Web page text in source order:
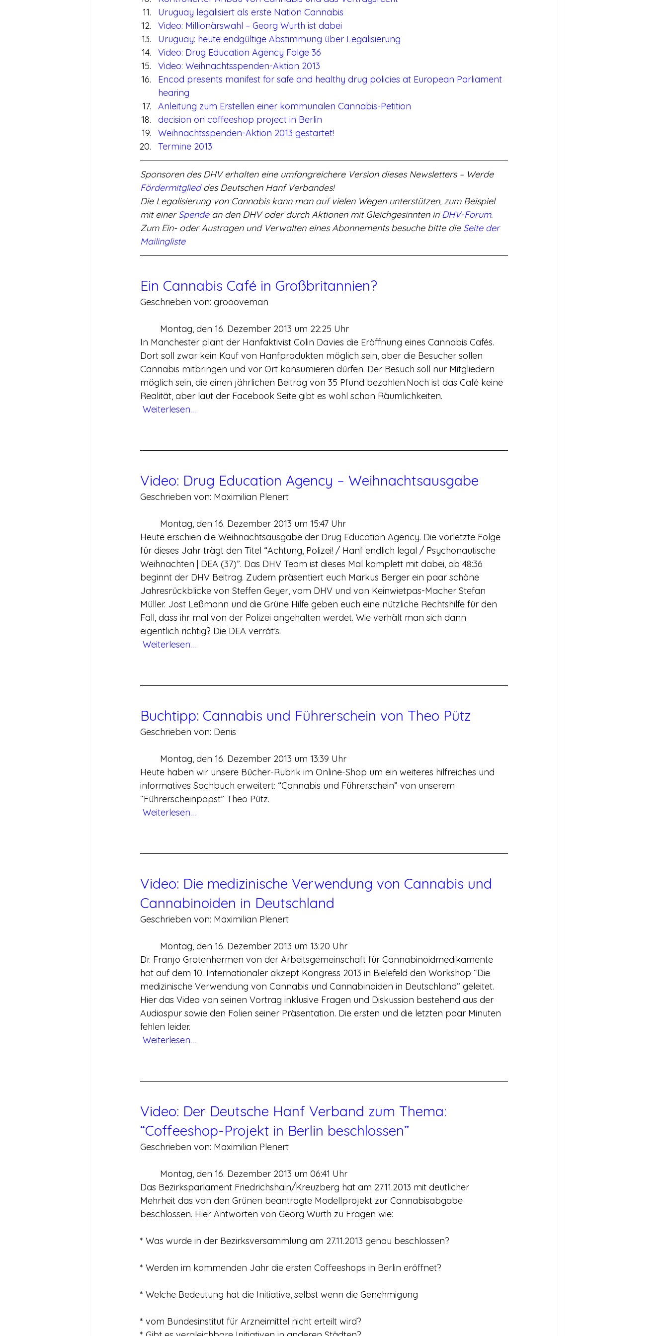
Uruguay legalisiert als erste Nation Cannabis
Video: Millionärswahl – Georg Wurth ist dabei
Uruguay: heute endgültige Abstimmung über Legalisierung
Video: Drug Education Agency Folge 36
Video: Weihnachtsspenden-Aktion 2013
Encod presents manifest for safe and healthy drug policies at European Parliament
hearing
Anleitung zum Erstellen einer kommunalen Cannabis-Petition
decision on coffeeshop project in Berlin
Weihnachtsspenden-Aktion 2013 gestartet!
Termine 2013
Sponsoren des DHV erhalten eine umfangreichere Version dieses Newsletters – Werde
Fördermitglied des Deutschen Hanf Verbandes!
Die Legalisierung von Cannabis kann man auf vielen Wegen unterstützen, zum Beispiel
mit einer Spende an den DHV oder durch Aktionen mit Gleichgesinnten in DHV-Forum.
Zum Ein- oder Austragen und Verwalten eines Abonnements besuche bitte die Seite der
Mailingliste
Ein Cannabis Café in Großbritannien?
Geschrieben von: groooveman
	Montag, den 16. Dezember 2013 um 22:25 Uhr
In Manchester plant der Hanfaktivist Colin Davies die Eröffnung eines Cannabis Cafés.
Dort soll zwar kein Kauf von Hanfprodukten möglich sein, aber die Besucher sollen
Cannabis mitbringen und vor Ort konsumieren dürfen. Der Besuch soll nur Mitgliedern
möglich sein, die einen jährlichen Beitrag von 35 Pfund bezahlen.Noch ist das Café keine
Realität, aber laut der Facebook Seite gibt es wohl schon Räumlichkeiten.
Weiterlesen…
Video: Drug Education Agency – Weihnachtsausgabe
Geschrieben von: Maximilian Plenert
	Montag, den 16. Dezember 2013 um 15:47 Uhr
Heute erschien die Weihnachtsausgabe der Drug Education Agency. Die vorletzte Folge
für dieses Jahr trägt den Titel “Achtung, Polizei! / Hanf endlich legal / Psychonautische
Weihnachten | DEA (37)”. Das DHV Team ist dieses Mal komplett mit dabei, ab 48:36
beginnt der DHV Beitrag. Zudem präsentiert euch Markus Berger ein paar schöne
Jahresrückblicke von Steffen Geyer, vom DHV und von Keinwietpas-Macher Stefan
Müller. Jost Leßmann und die Grüne Hilfe geben euch eine nützliche Rechtshilfe für den
Fall, dass ihr mal von der Polizei angehalten werdet. Wie verhält man sich dann
eigentlich richtig? Die DEA verrät’s.
Weiterlesen…
Buchtipp: Cannabis und Führerschein von Theo Pütz
Geschrieben von: Denis
	Montag, den 16. Dezember 2013 um 13:39 Uhr
Heute haben wir unsere Bücher-Rubrik im Online-Shop um ein weiteres hilfreiches und
informatives Sachbuch erweitert: “Cannabis und Führerschein” von unserem
“Führerscheinpapst” Theo Pütz.
Weiterlesen…
Video: Die medizinische Verwendung von Cannabis und
Cannabinoiden in Deutschland
Geschrieben von: Maximilian Plenert
	Montag, den 16. Dezember 2013 um 13:20 Uhr
Dr. Franjo Grotenhermen von der Arbeitsgemeinschaft für Cannabinoidmedikamente
hat auf dem 10. Internationaler akzept Kongress 2013 in Bielefeld den Workshop “Die
medizinische Verwendung von Cannabis und Cannabinoiden in Deutschland” geleitet.
Hier das Video von seinen Vortrag inklusive Fragen und Diskussion bestehend aus der
Audiospur sowie den Folien seiner Präsentation. Die ersten und die letzten paar Minuten
fehlen leider.
Weiterlesen…
Video: Der Deutsche Hanf Verband zum Thema:
“Coffeeshop-Projekt in Berlin beschlossen”
Geschrieben von: Maximilian Plenert
	Montag, den 16. Dezember 2013 um 06:41 Uhr
Das Bezirksparlament Friedrichshain/Kreuzberg hat am 27.11.2013 mit deutlicher
Mehrheit das von den Grünen beantragte Modellprojekt zur Cannabisabgabe
beschlossen. Hier Antworten von Georg Wurth zu Fragen wie:
* Was wurde in der Bezirksversammlung am 27.11.2013 genau beschlossen?
* Werden im kommenden Jahr die ersten Coffeeshops in Berlin eröffnet?
* Welche Bedeutung hat die Initiative, selbst wenn die Genehmigung
* vom Bundesinstitut für Arzneimittel nicht erteilt wird?